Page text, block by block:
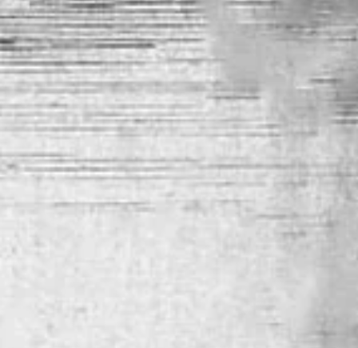
Архип Куинджи. Иллюзия света
Русская традиция
Наш авангард
Фёдор Васильев. К 175-летию со дня
Посетителям
Справочная информация
Адреса и часы работы
О билетах, льготах и услугах
Правила покупки и возврата билетов
Лекции и абонементы